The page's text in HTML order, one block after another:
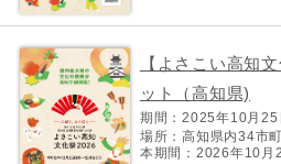
【よさこい高知
ット（高知県)
期間：2025年10月
場所：高知県内34市
本期間：2026年10月